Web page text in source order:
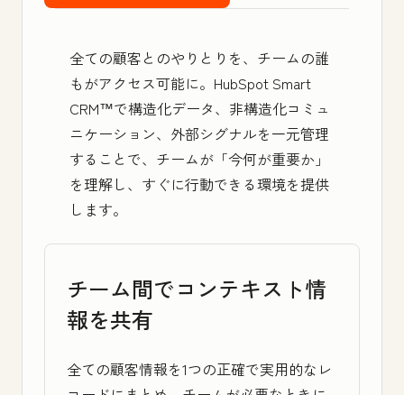
全ての顧客とのやりとりを、チームの誰
もがアクセス可能に。 HubSpot Smart
CRM™で構造化データ、非構造化コミュ
ニケーション、外部シグナルを一元管理
することで、チームが「今何が重要か」
を理解し、すぐに行動できる環境を提供
します。
チーム間でコンテキスト情
報を共有
全ての顧客情報を1つの正確で実用的なレ